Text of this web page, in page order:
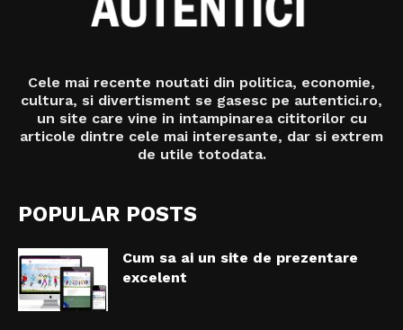
Cele mai recente noutati din politica, economie,
cultura, si divertisment se gasesc pe autentici.ro,
un site care vine in intampinarea cititorilor cu
articole dintre cele mai interesante, dar si extrem
de utile totodata.
POPULAR POSTS
Cum sa ai un site de prezentare
excelent